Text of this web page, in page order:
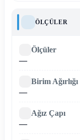
ÖLÇÜLER
Ölçüler
—
Birim Ağırlığı
—
Ağız Çapı
—